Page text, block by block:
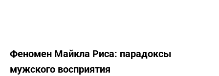
Феномен Майкла Риса: парадоксы
мужского восприятия